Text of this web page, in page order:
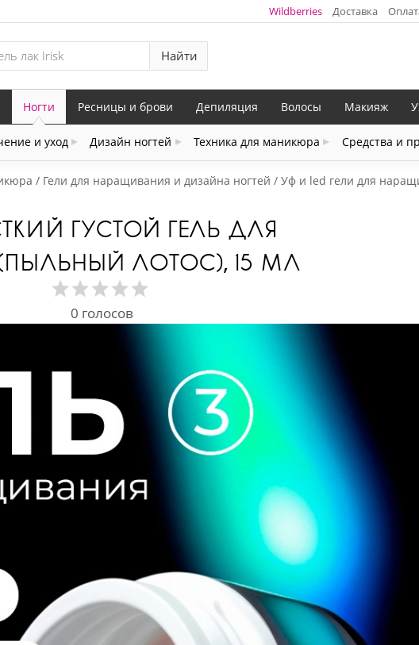
Wildberries Доставка
Найти
Ногти
и уход Дизайн ногтей Техника для маникюра Средства и
Ресницы и брови Депиляция Волосы Макияж
Гели для наращивания и дизайна ногтей Уф и led гели для
ГУСТОЙ ГЕЛЬ ДЛЯ
ЛОТОС), 15 МЛ
0 голосов